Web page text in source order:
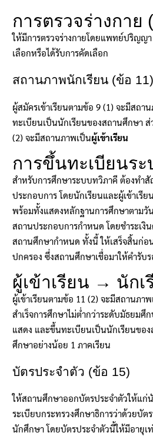
การตรวจร่างกาย
ให้มีการตรวจร่างกายโดยแพทย์ปริญญ
เลือกหรือได้รับการคัดเลือก
สถานภาพนักเรียน (ข้อ 11)
ผู้สมัครเข้าเรียนตามข้อ 9 (1) จะมีสถา
ทะเบียนเป็นนักเรียนของสถานศึกษา ส่
(2) จะมีสถานภาพเป็นผู้เข้าเรียน
การขึ้นทะเบียนร
สำหรับการศึกษาระบบทวิภาคี ต้องทำ
ประกอบการ โดยนักเรียนและผู้เข้าเรี
พร้อมทั้งแสดงหลักฐานการศึกษาตามวั
สถานประกอบการกำหนด โดยชำระเงิ
สถานศึกษากำหนด ทั้งนี้ ให้เสร็จสิ้นก่อ
ปกครอง ซึ่งสถานศึกษาเชื่อมาให้คำรับ
ผู้เข้าเรียน → นักเ
ผู้เข้าเรียนตามข้อ 11 (2) จะมีสถานภา
สำเร็จการศึกษาไม่ต่ำกว่าระดับมัธยม
แสดง และขึ้นทะเบียนเป็นนักเรียนขอ
ศึกษาอย่างน้อย 1 ภาคเรียน
บัตรประจำตัว (ข้อ 15)
ให้สถานศึกษาออกบัตรประจำตัวให้แก่
ระเบียบกระทรวงศึกษาธิการว่าด้วยบัต
นักศึกษา โดยบัตรประจำตัวนี้ให้มีอายุเ